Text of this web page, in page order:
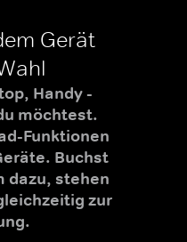
Gerät
Handy -
möchtest.
Funktionen
Buchst
dazu, stehen
zur